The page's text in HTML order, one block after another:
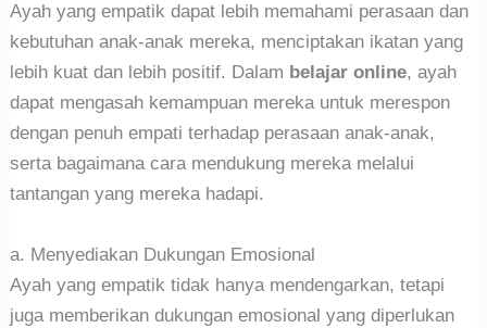
Ayah yang empatik dapat lebih memahami perasaan dan
kebutuhan anak-anak mereka, menciptakan ikatan yang
lebih kuat dan lebih positif. Dalam belajar online, ayah
dapat mengasah kemampuan mereka untuk merespon
dengan penuh empati terhadap perasaan anak-anak,
serta bagaimana cara mendukung mereka melalui
tantangan yang mereka hadapi.
a. Menyediakan Dukungan Emosional
Ayah yang empatik tidak hanya mendengarkan, tetapi
juga memberikan dukungan emosional yang diperlukan